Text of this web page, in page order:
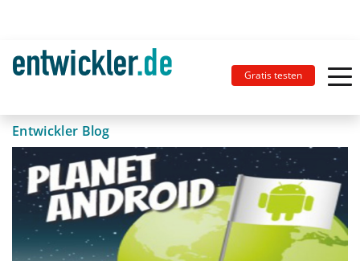
Gratis testen
Entwickler Blog